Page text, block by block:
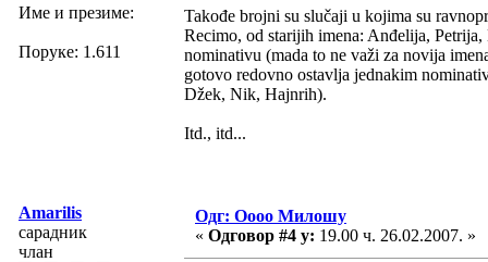
Име и презиме:
Поруке: 1.611
Takođe brojni su slučaji u kojima su
Recimo, od starijih imena: Anđelija,
nominativu (mada to ne važi za novija
gotovo redovno ostavlja jednakim
Džek, Nik, Hajnrih).
Itd., itd...
Amarilis
сарадник
члан
Одг: Оооо Милошу
« Одговор #4 у: 19.00 ч. 26.02.2007. »